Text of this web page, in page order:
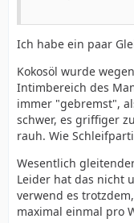
Ich habe ein paar
Kokosöl wurde
Intimbereich des
immer "gebremst",
schwer, es griffiger
rauh. Wie
Wesentlich
Leider hat das nicht
verwend es
maximal einmal pro